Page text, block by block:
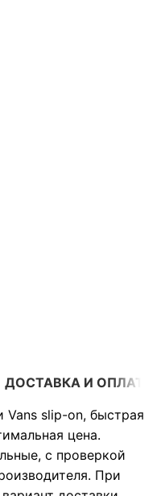
ДОСТАВКА И ОПЛАТА
Vans slip-on, быстрая
цена.
с проверкой
При